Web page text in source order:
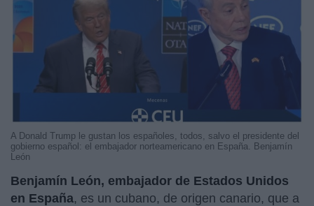
A Donald Trump le gustan los españoles, todos, salvo el presidente del
gobierno español: el embajador norteamericano en España. Benjamín
León
Benjamín León, embajador de Estados Unidos
en España, es un cubano, de origen canario, que a